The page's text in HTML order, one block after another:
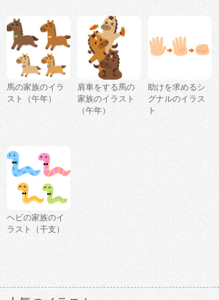
馬の家族のイラ
スト（午年）
肩車をする馬の
家族のイラスト
（午年）
助けを求めるシ
グナルのイラス
ト
ヘビの家族のイ
ラスト（干支）